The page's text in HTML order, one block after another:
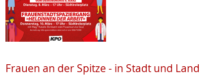
Frauen an der Spitze - in Stadt und Land